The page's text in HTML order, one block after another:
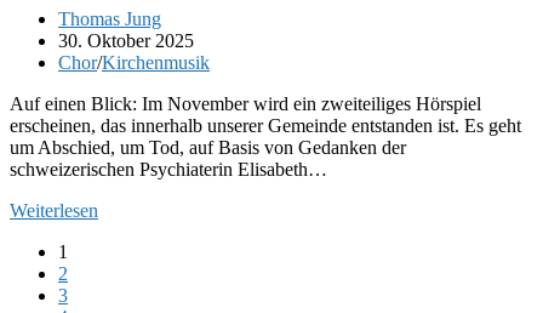
in
zwei
Teilen.
Erster
Teil
Beitrags-
Autor:
Thomas Jung
Beitrag
veröffentlicht:
30. Oktober 2025
Beitrags-
Chor/Kirchenmusik
Auf einen Blick: Im November wird ein zweiteiliges Hörspiel
erscheinen, das innerhalb unserer Gemeinde entstanden ist. Es geht
um Abschied, um Tod, auf Basis von Gedanken der
schweizerischen Psychiaterin Elisabeth…
Weiterlesen
1
2
3